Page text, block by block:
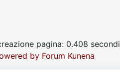
pagina: 0.408 secondi
by Forum Kunena